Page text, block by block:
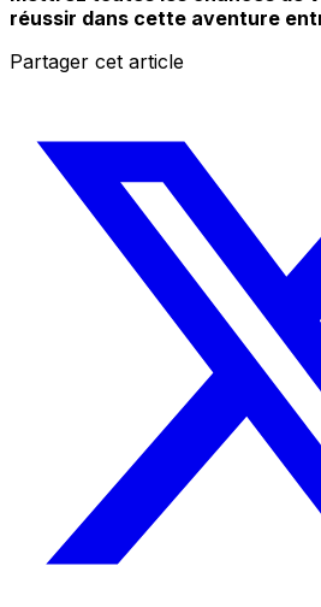
réussir dans cette aventure
Partager cet article